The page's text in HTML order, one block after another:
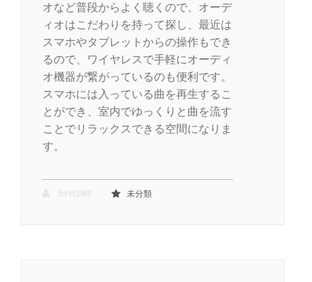
オなど普段からよく聴くので、オーデ
ィオはこだわりを持って探し、最近は
スマホやタブレットからの操作もでき
るので、ワイヤレスで手軽にオーディ
オ機器が繋がっているのも便利です。
スマホには入っている曲を再生するこ
とができ、室内でゆっくりと曲を流す
ことでリラックスできる空間になりま
す。
未分類